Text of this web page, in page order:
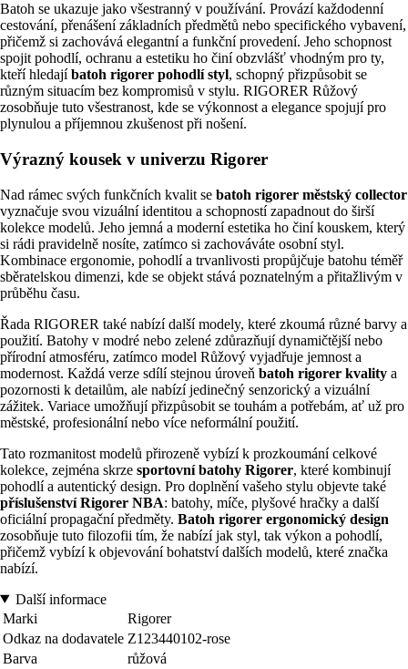
Batoh se ukazuje jako všestranný v používání. Provází každodenní
cestování, přenášení základních předmětů nebo specifického vybavení,
přičemž si zachovává elegantní a funkční provedení. Jeho schopnost
spojit pohodlí, ochranu a estetiku ho činí obzvlášť vhodným pro ty,
kteří hledajíbatoh rigorer pohodlí styl, schopný přizpůsobit se
různým situacím bez kompromisů v stylu. RIGORER Růžový
zosobňuje tuto všestranost, kde se výkonnost a elegance spojují pro
plynulou a příjemnou zkušenost při nošení.
Výrazný kousek v univerzu Rigorer
Nad rámec svých funkčních kvalit se batoh rigorer městský collector
vyznačuje svou vizuální identitou a schopností zapadnout do širší
kolekce modelů. Jeho jemná a moderní estetika ho činí kouskem, který
si rádi pravidelně nosíte, zatímco si zachováváte osobní styl.
Kombinace ergonomie, pohodlí a trvanlivosti propůjčuje batohu téměř
sběratelskou dimenzi, kde se objekt stává poznatelným a přitažlivým v
průběhu času.
Řada RIGORER také nabízí další modely, které zkoumá různé barvy a
použití. Batohy v modré nebo zelené zdůrazňují dynamičtější nebo
přírodní atmosféru, zatímco model Růžový vyjadřuje jemnost a
modernost. Každá verze sdílí stejnou úroveň batoh rigorer kvality a
pozornosti k detailům, ale nabízí jedinečný senzorický a vizuální
zážitek. Variace umožňují přizpůsobit se touhám a potřebám, ať už pro
městské, profesionální nebo více neformální použití.
Tato rozmanitost modelů přirozeně vybízí k prozkoumání celkové
kolekce, zejména skrze sportovní batohy Rigorer, které kombinují
pohodlí a autentický design. Pro doplnění vašeho stylu objevte také
příslušenství Rigorer NBA: batohy, míče, plyšové hračky a další
oficiální propagační předměty. Batoh rigorer ergonomický design
zosobňuje tuto filozofii tím, že nabízí jak styl, tak výkon a pohodlí,
přičemž vybízí k objevování bohatství dalších modelů, které značka
nabízí.
Další informace
Marki
Rigorer
Odkaz na dodavatele Z123440102-rose
Barva
růžová